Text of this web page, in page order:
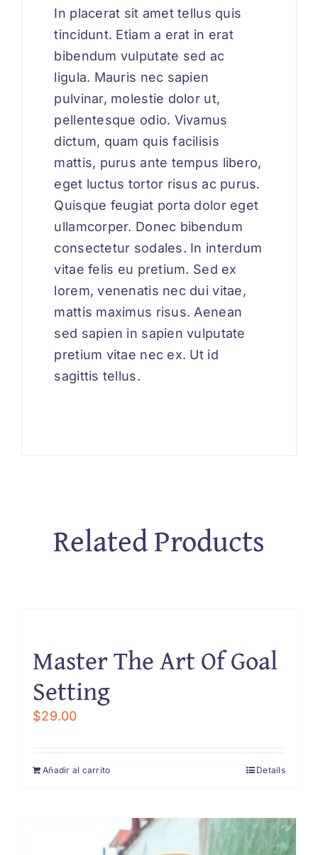
In placerat sit amet tellus quis
tincidunt. Etiam a erat in erat
bibendum vulputate sed ac
ligula. Mauris nec sapien
pulvinar, molestie dolor ut,
pellentesque odio. Vivamus
dictum, quam quis facilisis
mattis, purus ante tempus libero,
eget luctus tortor risus ac purus.
Quisque feugiat porta dolor eget
ullamcorper. Donec bibendum
consectetur sodales. In interdum
vitae felis eu pretium. Sed ex
lorem, venenatis nec dui vitae,
mattis maximus risus. Aenean
sed sapien in sapien vulputate
pretium vitae nec ex. Ut id
sagittis tellus.
Related Products
Master The Art Of Goal
Setting
$29.00
Añadir al carrito Details